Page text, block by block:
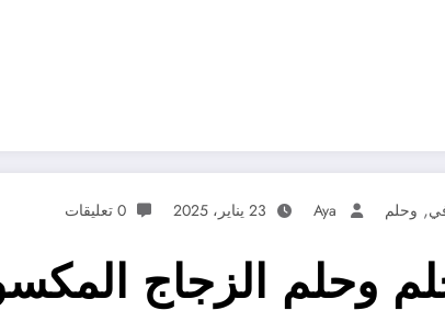
, وحلم Aya 23 يناير، 2025 0 تعليقات
وحلم الزجاج